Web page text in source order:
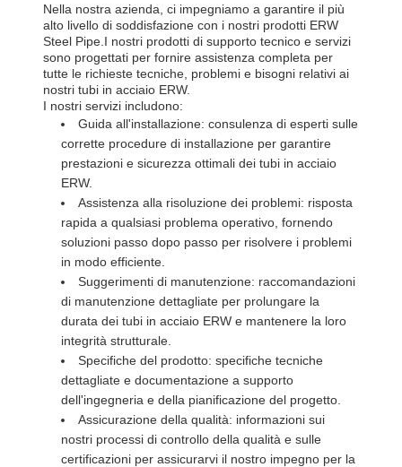
Nella nostra azienda, ci impegniamo a garantire il più
alto livello di soddisfazione con i nostri prodotti ERW
Steel Pipe.I nostri prodotti di supporto tecnico e servizi
sono progettati per fornire assistenza completa per
tutte le richieste tecniche, problemi e bisogni relativi ai
nostri tubi in acciaio ERW.
I nostri servizi includono:
Guida all'installazione: consulenza di esperti sulle
corrette procedure di installazione per garantire
prestazioni e sicurezza ottimali dei tubi in acciaio
ERW.
Assistenza alla risoluzione dei problemi: risposta
rapida a qualsiasi problema operativo, fornendo
soluzioni passo dopo passo per risolvere i problemi
in modo efficiente.
Suggerimenti di manutenzione: raccomandazioni
di manutenzione dettagliate per prolungare la
durata dei tubi in acciaio ERW e mantenere la loro
integrità strutturale.
Specifiche del prodotto: specifiche tecniche
dettagliate e documentazione a supporto
dell'ingegneria e della pianificazione del progetto.
Assicurazione della qualità: informazioni sui
nostri processi di controllo della qualità e sulle
certificazioni per assicurarvi il nostro impegno per la